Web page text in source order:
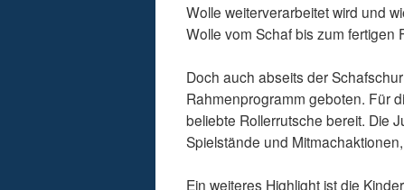
Wolle weiterverarbeitet wird und
Wolle vom Schaf bis zum fertigen
Doch auch abseits der
Rahmenprogramm geboten. Für
beliebte Rollerrutsche bereit. Die
Spielstände und
Ein weiteres Highlight ist die